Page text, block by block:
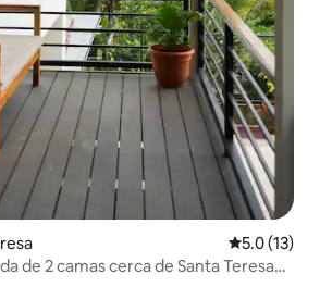
Calificación
5.0 (13)
de 2 camas cerca de Santa Teresa